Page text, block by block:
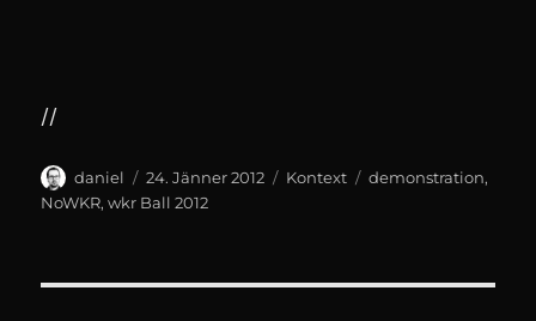
//
Author
daniel
Posted
on
24. Jänner 2012 Categories
Kontext Tags
demonstration,
NoWKR,wkr Ball 2012